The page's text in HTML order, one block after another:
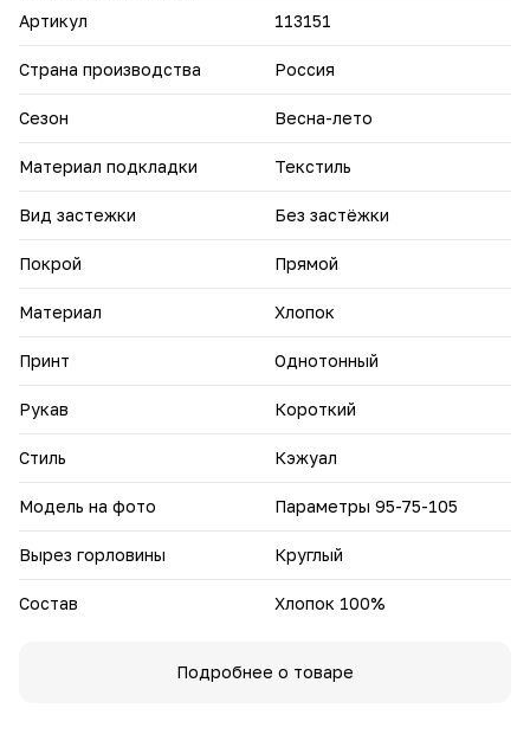
Простая в уходе и комфортная в носке – идеальная база
для ежедневного использования.
Артикул 113151
Страна производства Россия
Сезон Весна-лето
Материал подкладки Текстиль
Вид застежки Без застёжки
Покрой Прямой
Материал Хлопок
Принт Однотонный
Рукав Короткий
Стиль Кэжуал
Модель на фото Параметры 95-75-105
Вырез горловины Круглый
Состав Хлопок 100%
Подробнее о товаре